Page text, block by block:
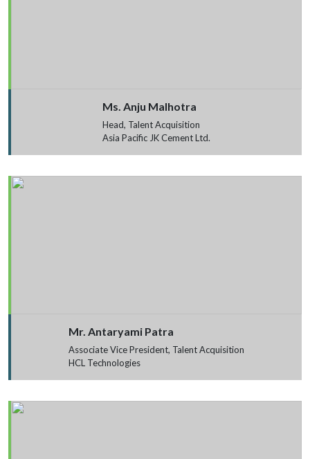
Ms. Anju Malhotra
Head, Talent Acquisition
Asia Pacific JK Cement Ltd.
Mr. Antaryami Patra
Associate Vice President, Talent Acquisition
HCL Technologies